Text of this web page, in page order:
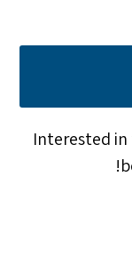
Interested